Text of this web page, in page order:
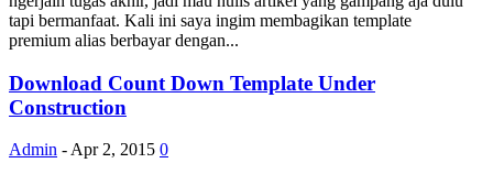
tapi bermanfaat. Kali ini saya ingim membagikan template
premium alias berbayar dengan...
Download Count Down Template Under
Construction
Admin -Apr 2, 2015 0